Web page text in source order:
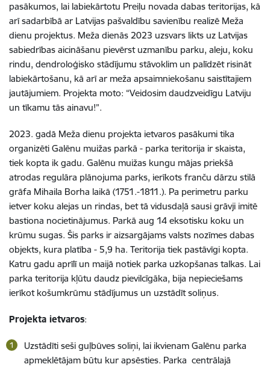
pasākumos, lai labiekārtotu Preiļu novada dabas teritorijas, kā
arī sadarbībā ar Latvijas pašvaldību savienību realizē Meža
dienu projektus. Meža dienās 2023 uzsvars likts uz Latvijas
sabiedrības aicināšanu pievērst uzmanību parku, aleju, koku
rindu, dendroloģisko stādījumu stāvoklim un palīdzēt risināt
labiekārtošanu, kā arī ar meža apsaimniekošanu saistītajiem
jautājumiem. Projekta moto: “Veidosim daudzveidīgu Latviju
un tīkamu tās ainavu!”.
2023. gadā Meža dienu projekta ietvaros pasākumi tika
organizēti Galēnu muižas parkā - parka teritorija ir skaista,
tiek kopta ik gadu. Galēnu muižas kungu mājas priekšā
atrodas regulāra plānojuma parks, ierīkots franču dārzu stilā
grāfa Mihaila Borha laikā (1751.-1811.). Pa perimetru parku
ietver koku alejas un rindas, bet tā vidusdaļā sausi grāvji imitē
bastiona nocietinājumus. Parkā aug 14 eksotisku koku un
krūmu sugas. Šis parks ir aizsargājams valsts nozīmes dabas
objekts, kura platība - 5,9 ha. Teritorija tiek pastāvīgi kopta.
Katru gadu aprīlī un maijā notiek parka uzkopšanas talkas. Lai
parka teritorija kļūtu daudz pievilcīgāka, bija nepieciešams
ierīkot košumkrūmu stādījumus un uzstādīt soliņus.
Projekta ietvaros:
Uzstādīti seši guļbūves soliņi, lai ikvienam Galēnu parka
apmeklētājam būtu kur apsēsties. Parka centrālajā